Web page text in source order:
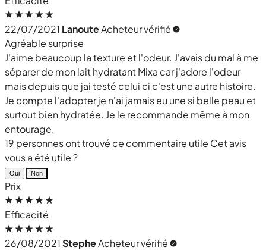
22/07/2021 LanouteAcheteur vérifié
Agréable surprise
J'aime beaucoup la texture et l'odeur. J'avais du mal à me
séparer de mon lait hydratant Mixa car j'adore l'odeur
mais depuis que jai testé celui ci c'est une autre histoire.
Je compte l'adopter je n'ai jamais eu une si belle peau et
surtout bien hydratée. Je le recommande même à mon
entourage.
19 personnes ont trouvé ce commentaire utile Cet avis
vous a été utile ?
Oui Non
Prix
Efficacité
26/08/2021StepheAcheteur vérifié